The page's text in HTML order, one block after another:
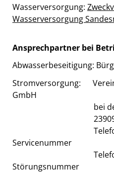
Wasserversorgung:
Wasserversorgung
Ansprechpartner bei
Abwasserbeseitigung:
Stromversorgung:
GmbH
bei den
23909
Telefon: 0800
Servicenummer
Telefon: 0800
Störungsnummer